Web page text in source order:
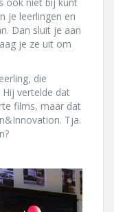
ook niet bij kunt
je leerlingen en
Dan sluit je aan
je ze uit om
die
vertelde dat
films, maar dat
Tja.